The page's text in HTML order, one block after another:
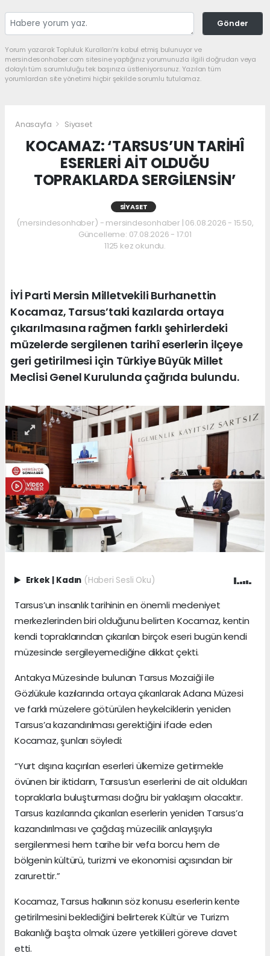
Gönder
Yorum yazarak Topluluk Kuralları’nı kabul etmiş bulunuyor ve
mersindesonhaber.com sitesine yaptığınız yorumunuzla ilgili doğrudan veya
dolaylı tüm sorumluluğu tek başınıza üstleniyorsunuz. Yazılan tüm
yorumlardan site yönetimi hiçbir şekilde sorumlu tutulamaz.
Anasayfa Siyaset
KOCAMAZ: ‘TARSUS’UN TARİHÎ
ESERLERİ AİT OLDUĞU
TOPRAKLARDA SERGİLENSİN’
SIYASET
(mersindesonhaber) - mersindesonhaber | 06.08.2026 - 15:50,
Güncelleme: 07.08.2026 - 17:01
1125 kez okundu.
İYİ Parti Mersin Milletvekili Burhanettin
Kocamaz, Tarsus’taki kazılarda ortaya
çıkarılmasına rağmen farklı şehirlerdeki
müzelerde sergilenen tarihî eserlerin ilçeye
geri getirilmesi için Türkiye Büyük Millet
Meclisi Genel Kurulunda çağrıda bulundu.
Erkek | Kadın (Haberi Sesli Oku)
Tarsus’un insanlık tarihinin en önemli medeniyet
merkezlerinden biri olduğunu belirten Kocamaz, kentin
kendi topraklarından çıkarılan birçok eseri bugün kendi
müzesinde sergileyemediğine dikkat çekti.
Antakya Müzesinde bulunan Tarsus Mozaiği ile
Gözlükule kazılarında ortaya çıkarılarak Adana Müzesi
ve farklı müzelere götürülen heykelciklerin yeniden
Tarsus’a kazandırılması gerektiğini ifade eden
Kocamaz, şunları söyledi:
“Yurt dışına kaçırılan eserleri ülkemize getirmekle
övünen bir iktidarın, Tarsus’un eserlerini de ait oldukları
topraklarla buluşturması doğru bir yaklaşım olacaktır.
Tarsus kazılarında çıkarılan eserlerin yeniden Tarsus’a
kazandırılması ve çağdaş müzecilik anlayışıyla
sergilenmesi hem tarihe bir vefa borcu hem de
bölgenin kültürü, turizmi ve ekonomisi açısından bir
zarurettir.”
Kocamaz, Tarsus halkının söz konusu eserlerin kente
getirilmesini beklediğini belirterek Kültür ve Turizm
Bakanlığı başta olmak üzere yetkilileri göreve davet
etti.